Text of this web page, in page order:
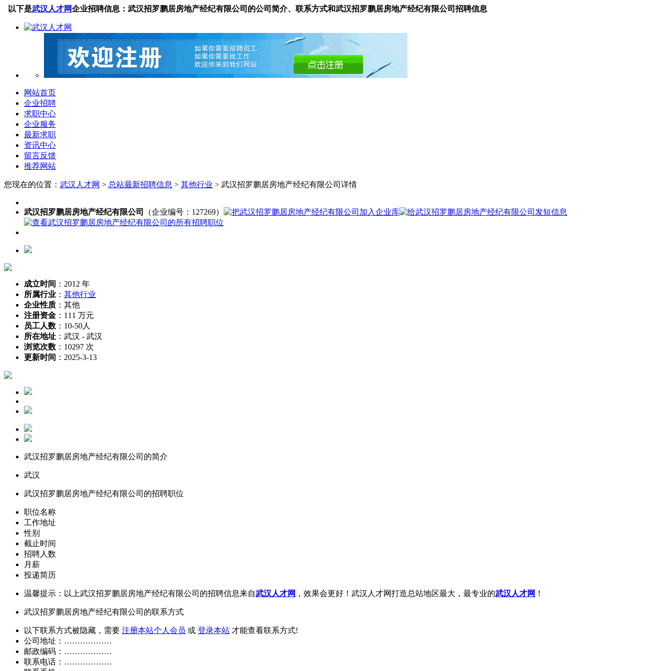
以下是武汉人才网企业招聘信息：武汉招罗鹏居房地产经纪有限公司的公司简介、联系方式和武汉招罗鹏居房地产经纪有限公司招聘信息
网站首页
企业招聘
求职中心
企业服务
最新求职
资讯中心
留言反馈
推荐网站
您现在的位置： 武汉人才网 > 总站最新招聘信息 > 其他行业 > 武汉招罗鹏居房地产经纪有限公司详情
武汉招罗鹏居房地产经纪有限公司 （企业编号：127269）
成立时间 ： 2012 年
所属行业 ： 其他行业
企业性质 ： 其他
注册资金 ： 111 万元
员工人数 ： 10-50人
所在地址 ： 武汉 - 武汉
浏览次数 ： 10297 次
更新时间 ： 2025-3-13
武汉招罗鹏居房地产经纪有限公司的简介
武汉
武汉招罗鹏居房地产经纪有限公司的招聘职位
职位名称
工作地址
性别
截止时间
招聘人数
月薪
投递简历
温馨提示：以上武汉招罗鹏居房地产经纪有限公司的招聘信息来自武汉人才网 ，效果会更好！武汉人才网打造总站地区最大，最专业的武汉人才网 ！
武汉招罗鹏居房地产经纪有限公司的联系方式
以下联系方式被隐藏，需要 注册本站个人会员 或 登录本站 才能查看联系方式!
公司地址：………………
邮政编码：………………
联系电话：………………